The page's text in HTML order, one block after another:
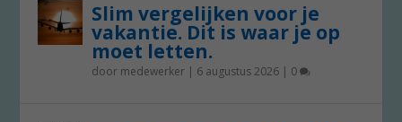
Slim vergelijken voor je
vakantie. Dit is waar je op
moet letten.
door medewerker | 6 augustus 2026 | 0